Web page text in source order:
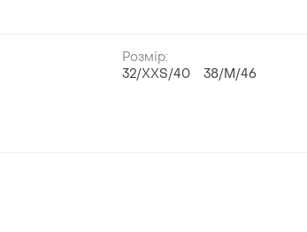
Розмір:
32/XXS/40
38/M/46